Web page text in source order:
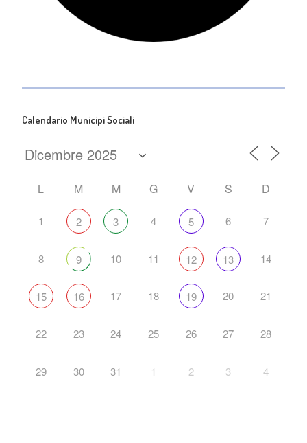
Calendario Municipi Sociali
L M M G V S D
1 2 3 4 5 6 7
8 9 10 11 12 13 14
15 16 17 18 19 20 21
22 23 24 25 26 27 28
29 30 31 1 2 3 4